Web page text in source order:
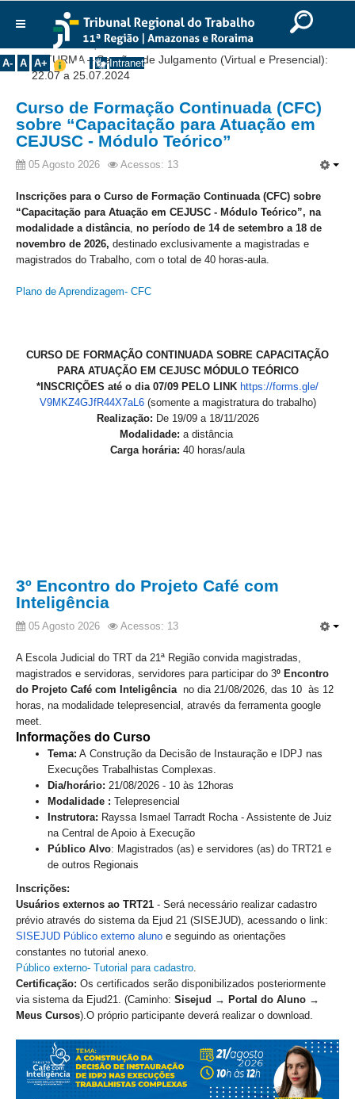
Ir para o rodapé
English
Português Español
A- A A+ Intranet
Institucional
Presidência
Corregedoria
Composição
Seções Especializadas
Varas do Trabalho
Juízes Manaus
Juízes Substitutos
Diretores
Comitê Gestor Regional do PJe
Comissão de Ética
Comitê de Priorização do Primeiro Grau
Comissão de Uniformização de Jurisprudência
Comitê de Gestão de Pessoas
Comissão de Vitaliciamento
Comitê de Atenção Integral à Saúde de Magistrados e
Comitê de Segurança Permanente
Comitê de Combate ao Trabalho Infantil e de Estímulo à
Aprendizagem
Comitê de Incentivo à Participação Institucional Feminina
no âmbito do TRT-11
Comitê de Prevenção e Enfrentamento do Assédio
Moral, do Assédio Sexual e da Discriminação
Comissão Permanente de Gestão Socioambiental
Comitê Gestor do Plano de Contratações e Aquisições
no Âmbito do TRT11
Grupo Operacional do Centro de Inteligência
Comitê de Equidade de Raça, Gênero e Diversidade
Comitê PopRuaJud
Comissão Permanente de Avaliação Documental
Automação e IA
Você está aqui:Início >> Notícias >> Comunicados
1ª TURMA – Sessões de Julgamento (Virtual e Presencial):
22.07 a 25.07.2024
Curso de Formação Continuada (CFC)
sobre “Capacitação para Atuação em
CEJUSC - Módulo Teórico”
05 Agosto 2026 Acessos: 13
Inscrições para o Curso de Formação Continuada (CFC) sobre
“Capacitação para Atuação em CEJUSC - Módulo Teórico”, na
modalidade a distância, no período de 14 de setembro a 18 de
novembro de 2026, destinado exclusivamente a magistradas e
magistrados do Trabalho, com o total de 40 horas-aula.
Plano de Aprendizagem- CFC
CURSO DE FORMAÇÃO CONTINUADA SOBRE CAPACITAÇÃO
PARA ATUAÇÃO EM CEJUSC MÓDULO TEÓRICO
*INSCRIÇÕES até o dia 07/09 PELO LINK https://forms.gle/
V9MKZ4GJfR44X7aL6(somente a magistratura do trabalho)
Realização: De 19/09 a 18/11/2026
Modalidade: a distância
Carga horária: 40 horas/aula
3º Encontro do Projeto Café com
Inteligência
05 Agosto 2026 Acessos: 13
A Escola Judicial do TRT da 21ª Região convida magistradas,
magistrados e servidoras, servidores para participar do 3º Encontro
do Projeto Café com Inteligência no dia 21/08/2026, das 10 às 12
horas, na modalidade telepresencial, através da ferramenta google
meet.
Informações do Curso
Tema: A Construção da Decisão de Instauração e IDPJ nas
Execuções Trabalhistas Complexas.
Dia/horário: 21/08/2026 - 10 às 12horas
Modalidade : Telepresencial
Instrutora: Rayssa Ismael Tarradt Rocha - Assistente de Juiz
na Central de Apoio à Execução
Público Alvo: Magistrados (as) e servidores (as) do TRT21 e
de outros Regionais
Inscrições:
Usuários externos ao TRT21 - Será necessário realizar cadastro
prévio através do sistema da Ejud 21 (SISEJUD), acessando o link:
SISEJUD Público externo aluno e seguindo as orientações
constantes no tutorial anexo.
Público externo- Tutorial para cadastro.
Certificação: Os certificados serão disponibilizados posteriormente
via sistema da Ejud21. (Caminho: Sisejud → Portal do Aluno →
Meus Cursos).O próprio participante deverá realizar o download.